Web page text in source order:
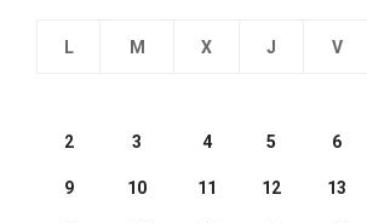
L M X J V
2 3 4 5 6
9 10 11 12 13